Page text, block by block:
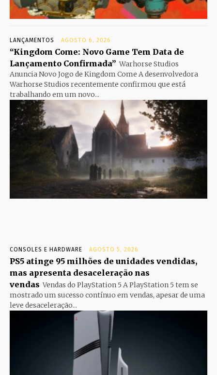
LANÇAMENTOS AGOSTO 6, 2026
“Kingdom Come: Novo Game Tem Data de
Lançamento Confirmada” Warhorse Studios
Anuncia Novo Jogo de Kingdom Come A desenvolvedora
Warhorse Studios recentemente confirmou que está
trabalhando em um novo...
CONSOLES E HARDWARE AGOSTO 5, 2026
PS5 atinge 95 milhões de unidades vendidas,
mas apresenta desaceleração nas
vendas Vendas do PlayStation 5 A PlayStation 5 tem se
mostrado um sucesso contínuo em vendas, apesar de uma
leve desaceleração...